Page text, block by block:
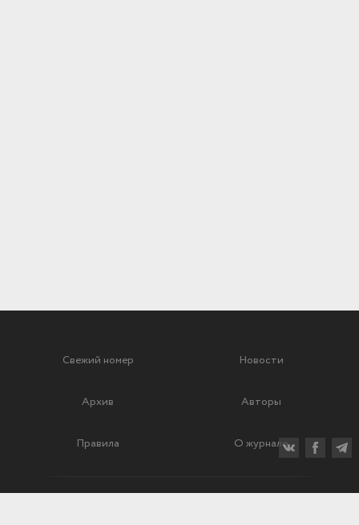
Свежий номер Новости
Архив Авторы
Правила О журнале